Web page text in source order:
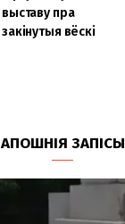
выставу пра
закінутыя вёскі
АПОШНІЯ ЗАПІСЫ